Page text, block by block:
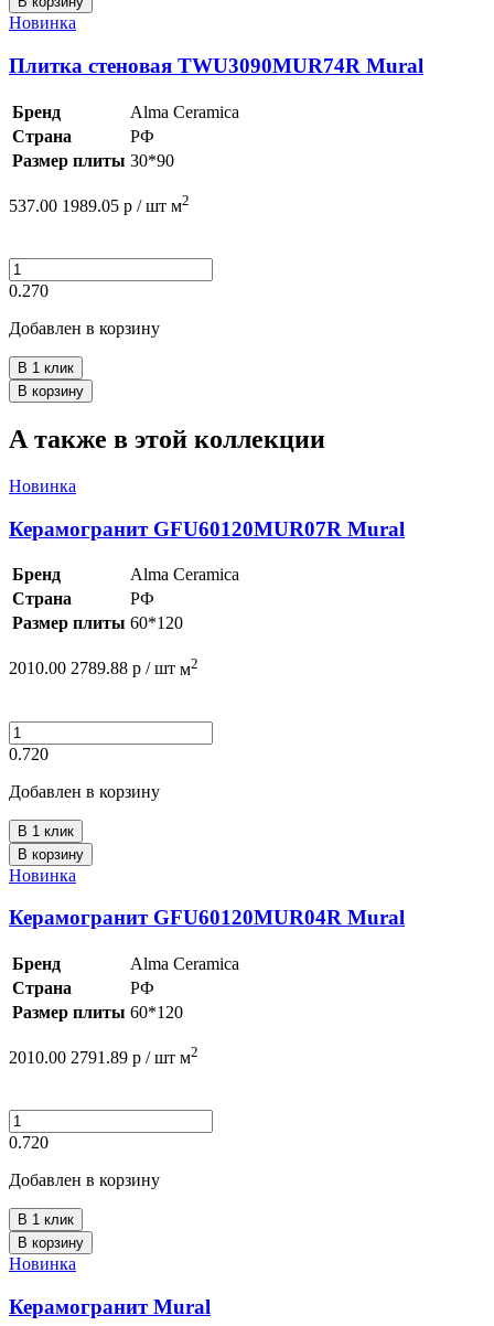
Новинка
Плитка стеновая TWU3090MUR74R Mural
Бренд
Alma Ceramica
Страна
РФ
Размер плиты 30*90
537.00 1989.05 р / шт м2
0.270
Добавлен в корзину
В 1 клик
В корзину
А также в этой коллекции
Новинка
Керамогранит GFU60120MUR07R Mural
Бренд
Alma Ceramica
Страна
РФ
Размер плиты 60*120
2010.00 2789.88 р / шт м2
0.720
Добавлен в корзину
В 1 клик
В корзину
Новинка
Керамогранит GFU60120MUR04R Mural
Бренд
Alma Ceramica
Страна
РФ
Размер плиты 60*120
2010.00 2791.89 р / шт м2
0.720
Добавлен в корзину
В 1 клик
В корзину
Новинка
Керамогранит Mural